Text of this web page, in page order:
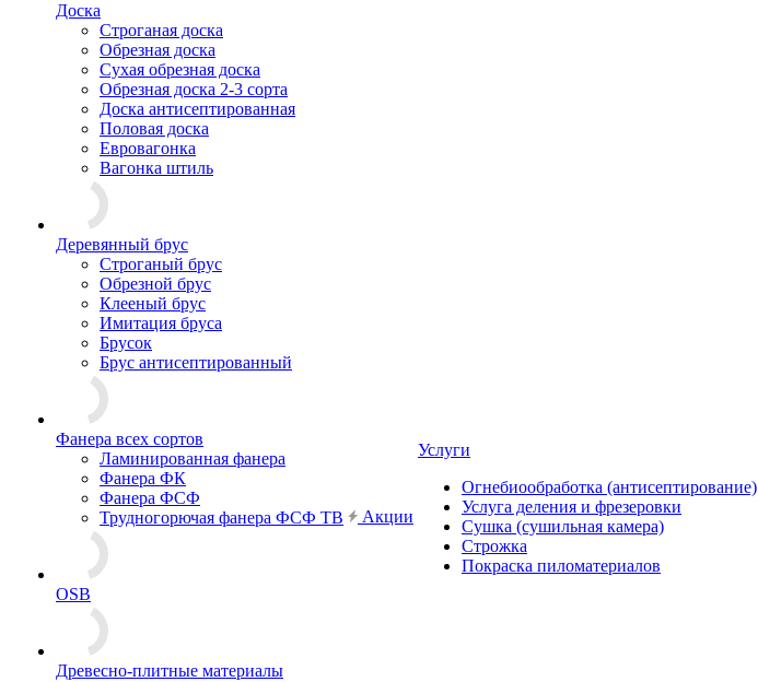
Доска
Строганая доска
Обрезная доска
Сухая обрезная доска
Обрезная доска 2-3 сорта
Доска антисептированная
Половая доска
Евровагонка
Вагонка штиль
Деревянный брус
Строганый брус
Обрезной брус
Клееный брус
Имитация бруса
Брусок
Брус антисептированный
Фанера всех сортов
Ламинированная фанера
Фанера ФК
Фанера ФСФ
Трудногорючая фанера ФСФ ТВ
OSB
Древесно-плитные материалы
Акции
Услуги
Огнебиообработка (антисептирование)
Услуга деления и фрезеровки
Сушка (сушильная камера)
Строжка
Покраска пиломатериалов